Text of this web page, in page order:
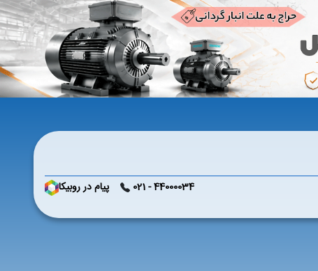
44000034 - 021 پیام در روبیکا